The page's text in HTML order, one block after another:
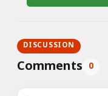
DISCUSSION
Comments 0